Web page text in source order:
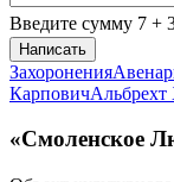
Введите сумму 7 +
Написать
Захоронения
КарповичАльбрехт
«Смоленское